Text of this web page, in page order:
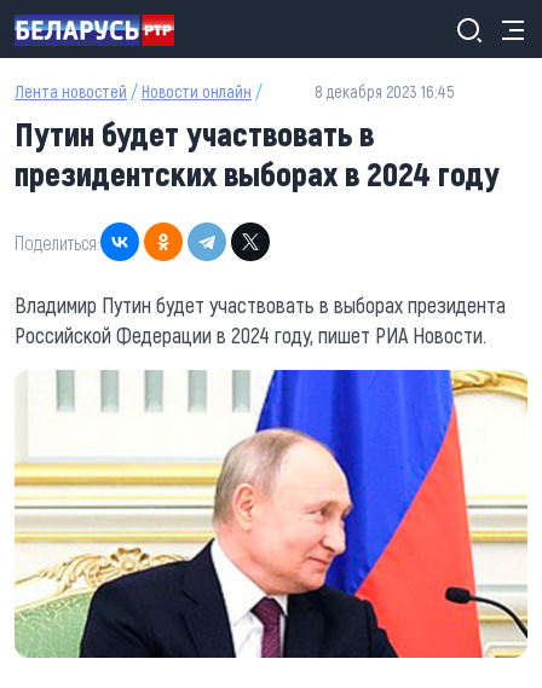
Перейти к основному содержанию
Лента новостей / Новости онлайн / 8 декабря 2023 16:45
Путин будет участвовать в
президентских выборах в 2024 году
Поделиться:
Владимир Путин будет участвовать в выборах президента
Российской Федерации в 2024 году, пишет РИА Новости.